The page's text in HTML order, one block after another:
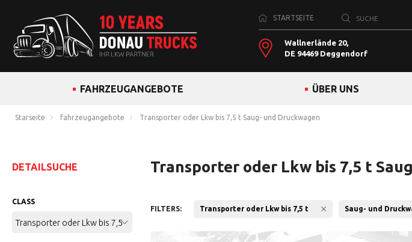
STARTSEITE
Wallnerlände 20,
DE 94469 Deggendorf
FAHRZEUGANGEBOTE ÜBER UNS
Starseite fahrzeugangebote Transporter oder Lkw bis 7,5 t Saug- und Druckwagen
Transporter oder Lkw bis 7,5 t
FILTERS: Transporter oder Lkw bis 7,5 t Saug- und
DETAILSUCHE
CLASS
Transporter oder Lkw bis 7,5 t